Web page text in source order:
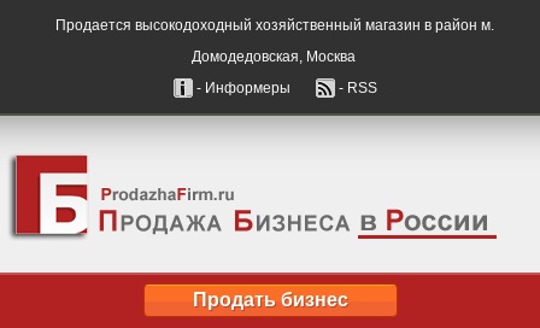
Продается высокодоходный хозяйственный магазин в район м.
Домодедовская, Москва
- Информеры
- RSS
Продать бизнес